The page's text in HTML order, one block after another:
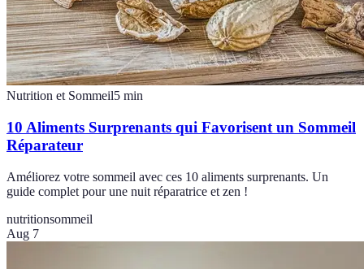
Nutrition et Sommeil5 min
10 Aliments Surprenants qui Favorisent un Sommeil
Réparateur
Améliorez votre sommeil avec ces 10 aliments surprenants. Un
guide complet pour une nuit réparatrice et zen !
nutritionsommeil
Aug 7